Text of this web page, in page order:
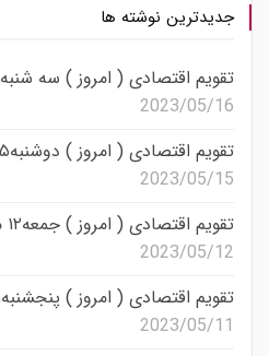
جدیدترین نوشته ها
تقویم اقتصادی ( امروز ) سه شنبه۱۶ می ۲۰۲۳
2023/05/16
تقویم اقتصادی ( امروز ) دوشنبه۱۵ می ۲۰۲۳
2023/05/15
تقویم اقتصادی ( امروز ) جمعه۱۲ می ۲۰۲۳
2023/05/12
تقویم اقتصادی ( امروز ) پنجشنبه۱۱ می ۲۰۲۳
2023/05/11